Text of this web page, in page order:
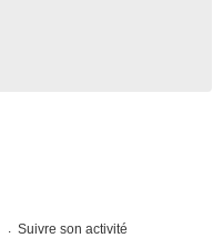
Suivre son activité